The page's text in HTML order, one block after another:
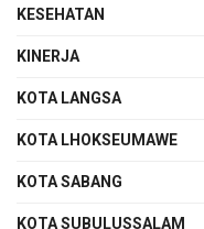
KESEHATAN
KINERJA
KOTA LANGSA
KOTA LHOKSEUMAWE
KOTA SABANG
KOTA SUBULUSSALAM